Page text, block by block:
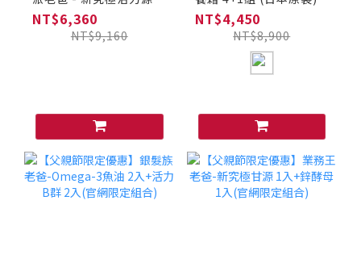
兩入組，加贈10日份(日
本原裝)
NT$6,360
NT$9,160
NT$4,450
NT$8,900